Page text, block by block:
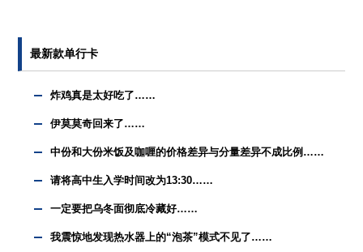
最新款单行卡
炸鸡真是太好吃了……
伊莫莫奇回来了……
中份和大份米饭及咖喱的价格差异与分量差异不成比例……
请将高中生入学时间改为13:30……
一定要把乌冬面彻底冷藏好……
我震惊地发现热水器上的“泡茶”模式不见了……